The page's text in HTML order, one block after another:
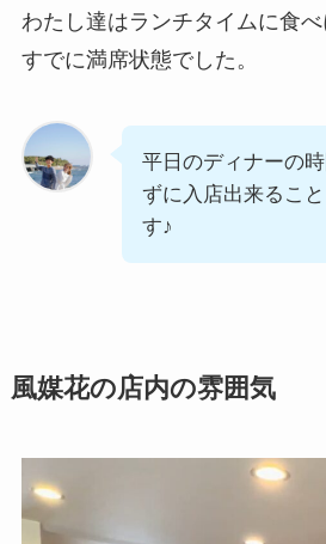
わたし達はランチタイムに食べ
すでに満席状態でした。
平日のディナーの
ずに入店出来るこ
す♪
風媒花の店内の雰囲気